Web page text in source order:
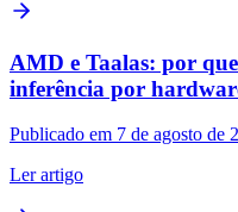
AMD e Taalas: por
inferência por
Publicado em 7 de agosto de
Ler artigo